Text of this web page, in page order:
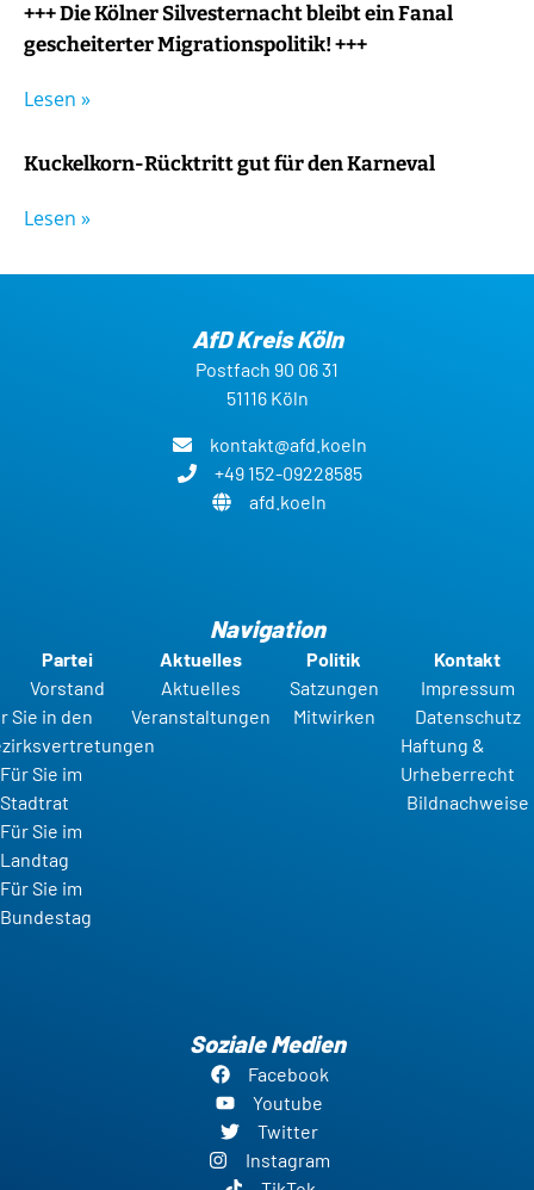
+++ Die Kölner Silvesternacht bleibt ein Fanal
gescheiterter Migrationspolitik! +++
Lesen »
Kuckelkorn-Rücktritt gut für den Karneval
Lesen »
AfD Kreis Köln
Postfach 90 06 31
51116 Köln
kontakt@afd.koeln
+49 152-09228585
afd.koeln
Navigation
Partei
Vorstand
Sie in den
Für Sie im
Stadtrat
Für Sie im
Landtag
Für Sie im
Bundestag
Aktuelles
Aktuelles
Veranstaltungen
Politik
Satzungen
Mitwirken
Kontakt
Impressum
Datenschutz
Haftung &
Urheberrecht
Bildnachweise
Soziale Medien
Facebook
Youtube
Twitter
Instagram